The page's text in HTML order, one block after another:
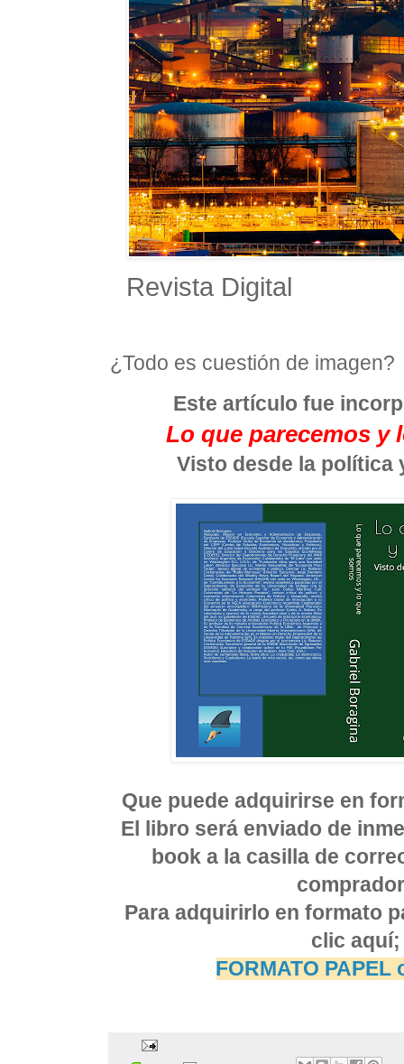
Revista Digital
¿Todo es cuestión de imagen?
Este artículo fue
Lo que parecemos y
Visto desde la política
Que puede adquirirse en
El libro será enviado de
book a la casilla de
Para adquirirlo en formato
clic aquí;
FORMATO PAPEL